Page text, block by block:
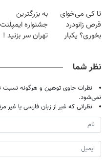
میلیون تومان!!!
تا کی می‌خوای
قرص زانودرد
بخوری؟ یکبار
به بزرگترین
جشنواره ایمپلنت
تهران سر بزنید !
نظر شما
نظرات حاوی توهین و هرگونه
نمی‌شود.
نظراتی که غیر از زبان فارسی یا غیر